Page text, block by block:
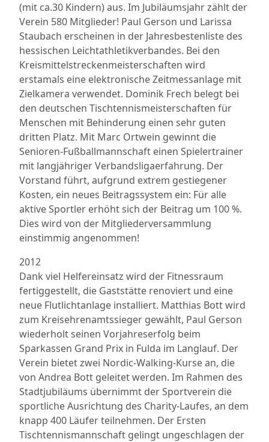
(mit ca.30 Kindern) aus. Im Jubiläumsjahr zählt der
Verein 580 Mitglieder! Paul Gerson und Larissa
Staubach erscheinen in der Jahresbestenliste des
hessischen Leichtathletikverbandes. Bei den
Kreismittelstreckenmeisterschaften wird
erstamals eine elektronische Zeitmessanlage mit
Zielkamera verwendet. Dominik Frech belegt bei
den deutschen Tischtennismeisterschaften für
Menschen mit Behinderung einen sehr guten
dritten Platz. Mit Marc Ortwein gewinnt die
Senioren-Fußballmannschaft einen Spielertrainer
mit langjähriger Verbandsligaerfahrung. Der
Vorstand führt, aufgrund extrem gestiegener
Kosten, ein neues Beitragssystem ein: Für alle
aktive Sportler erhöht sich der Beitrag um 100 %.
Dies wird von der Mitgliederversammlung
einstimmig angenommen!
2012
Dank viel Helfereinsatz wird der Fitnessraum
fertiggestellt, die Gaststätte renoviert und eine
neue Flutlichtanlage installiert. Matthias Bott wird
zum Kreisehrenamtssieger gewählt, Paul Gerson
wiederholt seinen Vorjahreserfolg beim
Sparkassen Grand Prix in Fulda im Langlauf. Der
Verein bietet zwei Nordic-Walking-Kurse an, die
von Andrea Bott geleitet werden. Im Rahmen des
Stadtjubiläums übernimmt der Sportverein die
sportliche Ausrichtung des Charity-Laufes, an dem
knapp 400 Läufer teilnehmen. Der Ersten
Tischtennismannschaft gelingt ungeschlagen der